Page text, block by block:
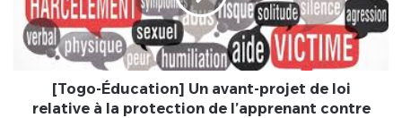
présumés
auteurs
actuellement
loi
relative
protection
[Togo-Éducation] Un avant-projet de loi
relative à la protection de l’apprenant contre